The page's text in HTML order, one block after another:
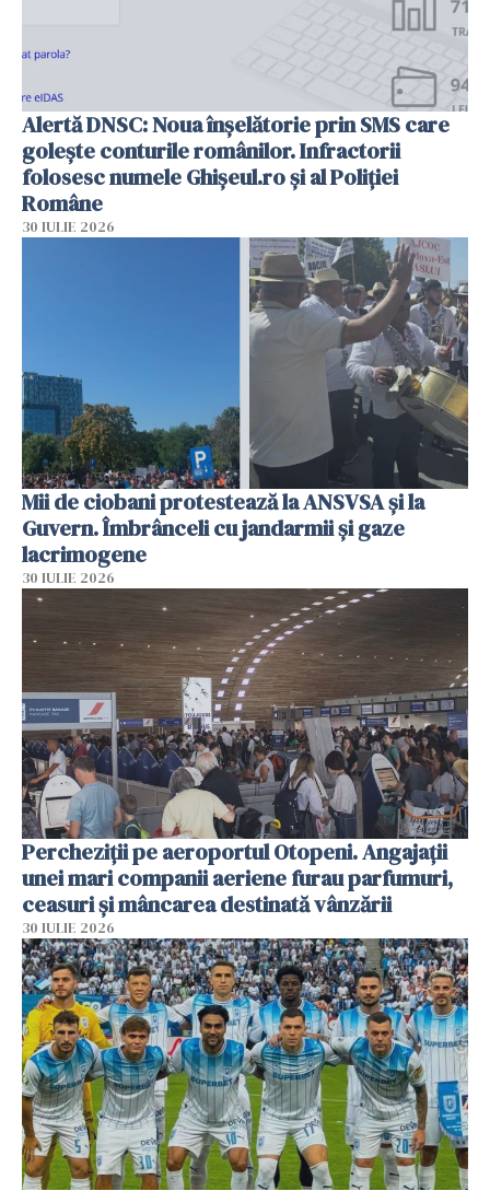
Alertă DNSC: Noua înșelătorie prin SMS care
golește conturile românilor. Infractorii
folosesc numele Ghișeul.ro și al Poliției
Române
30 IULIE 2026
Mii de ciobani protestează la ANSVSA și la
Guvern. Îmbrânceli cu jandarmii și gaze
lacrimogene
30 IULIE 2026
Percheziții pe aeroportul Otopeni. Angajații
unei mari companii aeriene furau parfumuri,
ceasuri și mâncarea destinată vânzării
30 IULIE 2026